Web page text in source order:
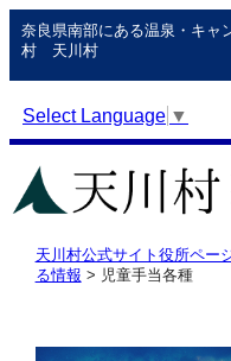
奈良県南部にある温泉・キャ
村 天川村
Select Language ▼
天川村公式サイト役所ペー
る情報 > 児童手当各種